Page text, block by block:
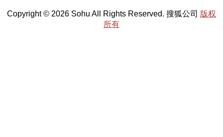
Copyright © 2026 Sohu All Rights Reserved. 搜狐公司 版权
所有